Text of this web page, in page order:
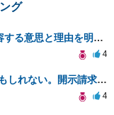
グ
Xの開示請求、仮処分で裁判官が認容する意思と理由を明確化しても、相手側は争って引き延ばしますか
4
誹謗中傷に当たる内容を投稿したかもしれない。開示請求や民事刑事裁判に発展しうるのか教えて欲しい。
4